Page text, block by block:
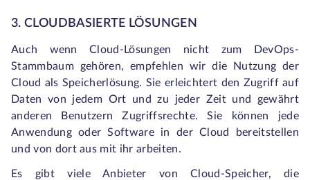
3. CLOUDBASIERTE LÖSUNGEN
Auch wenn Cloud-Lösungen nicht zum DevOps-
Stammbaum gehören, empfehlen wir die Nutzung der
Cloud als Speicherlösung. Sie erleichtert den Zugriff auf
Daten von jedem Ort und zu jeder Zeit und gewährt
anderen Benutzern Zugriffsrechte. Sie können jede
Anwendung oder Software in der Cloud bereitstellen
und von dort aus mit ihr arbeiten.
Es gibt viele Anbieter von Cloud-Speicher, die